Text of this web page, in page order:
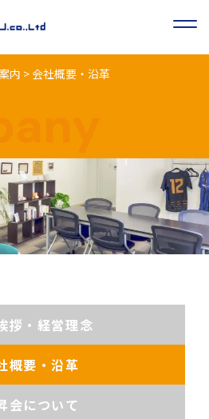
内 >会社概要・沿革
拶・経営理念
概要・沿革
会について